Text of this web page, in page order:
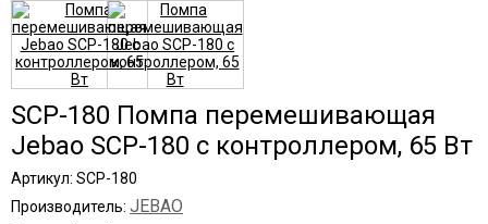
SCP-180 Помпа перемешивающая
Jebao SCP-180 с контроллером, 65 Вт
Артикул: SCP-180
Производитель: JEBAO